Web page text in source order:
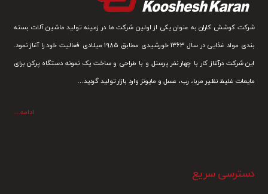
شرکت کوشش کاران به عنوان یکی از اولین شرکت ها در زمینه تولید ماشین آلات بسته
بندی مواد غذایی در سال 1363 خورشیدی مطابق 1985 میلادی فعالیت خود را آغاز نمود.
این شرکت درآغاز کار با چهار نفر پرسنل و با طراحی و ساخت یک نمونه دستگاه پرکن برای
مایعات غلیظ نظیر مربا، رب، عسل و مایونز وارد بازار تولید گردید…
ادامه…
دسترسی سریع